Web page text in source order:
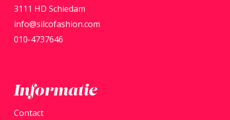
3111 HD Schiedam
info@silcofashion.com
010-4737646
Informatie
Contact